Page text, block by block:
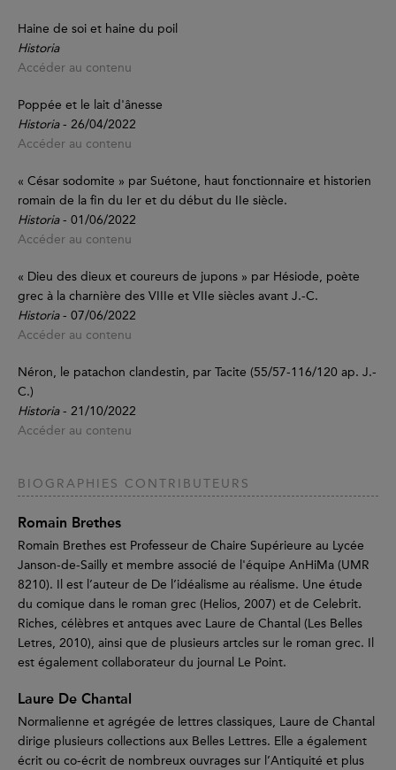
Haine de soi et haine du poil
Historia
Accéder au contenu
Poppée et le lait d'ânesse
Historia- 26/04/2022
Accéder au contenu
« César sodomite » par Suétone, haut fonctionnaire et historien
romain de la fin du Ier et du début du IIe siècle.
Historia- 01/06/2022
Accéder au contenu
« Dieu des dieux et coureurs de jupons » par Hésiode, poète
grec à la charnière des VIIIe et VIIe siècles avant J.-C.
Historia- 07/06/2022
Accéder au contenu
Néron, le patachon clandestin, par Tacite (55/57-116/120 ap. J.-
C.)
Historia- 21/10/2022
Accéder au contenu
BIOGRAPHIES CONTRIBUTEURS
Romain Brethes
Romain Brethes est Professeur de Chaire Supérieure au Lycée
Janson-de-Sailly et membre associé de l'équipe AnHiMa (UMR
8210). Il est l’auteur de De l’idéalisme au réalisme. Une étude
du comique dans le roman grec (Helios, 2007) et de Celebrit.
Riches, célèbres et antques avec Laure de Chantal (Les Belles
Letres, 2010), ainsi que de plusieurs artcles sur le roman grec. Il
est également collaborateur du journal Le Point.
Laure De Chantal
Normalienne et agrégée de lettres classiques, Laure de Chantal
dirige plusieurs collections aux Belles Lettres. Elle a également
écrit ou co-écrit de nombreux ouvrages sur l’Antiquité et plus